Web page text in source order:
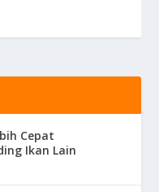
Cepat
Ikan Lain